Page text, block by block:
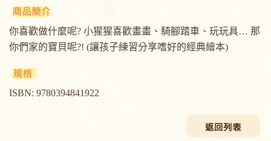
你喜歡做什麼呢? 小猩猩喜歡畫畫、騎腳踏車、玩玩具… 那
你們家的寶貝呢?! (讓孩子練習分享嗜好的經典繪本)
ISBN: 9780394841922